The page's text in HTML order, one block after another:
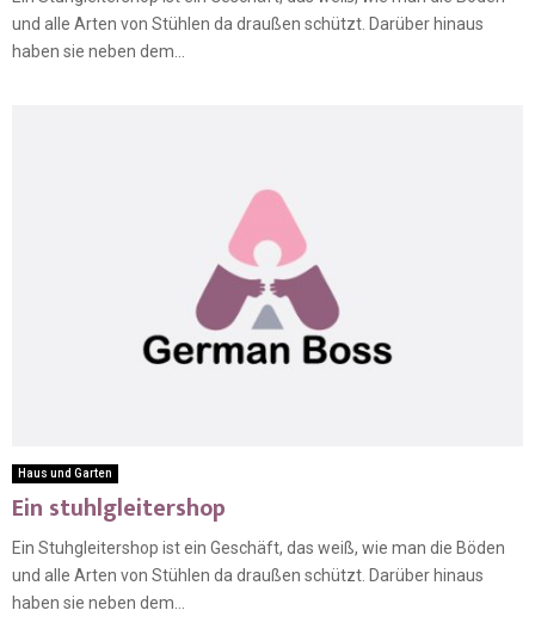
und alle Arten von Stühlen da draußen schützt. Darüber hinaus
haben sie neben dem...
Haus und Garten
Ein stuhlgleitershop
Ein Stuhgleitershop ist ein Geschäft, das weiß, wie man die Böden
und alle Arten von Stühlen da draußen schützt. Darüber hinaus
haben sie neben dem...